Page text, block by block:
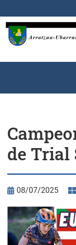
de Trial
08/07/2025